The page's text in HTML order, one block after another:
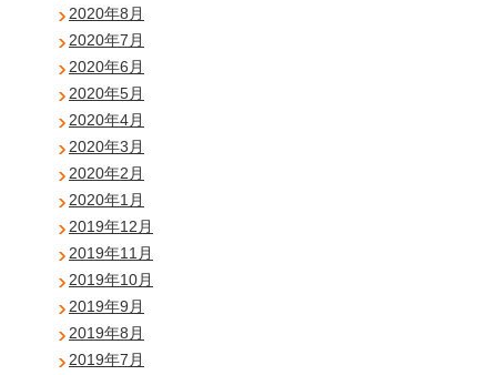
2020年8月
2020年7月
2020年6月
2020年5月
2020年4月
2020年3月
2020年2月
2020年1月
2019年12月
2019年11月
2019年10月
2019年9月
2019年8月
2019年7月